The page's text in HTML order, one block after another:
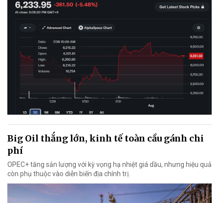
Big Oil thắng lớn, kinh tế toàn cầu gánh chi
phí
OPEC+ tăng sản lượng với kỳ vọng hạ nhiệt giá dầu, nhưng hiệu quả
còn phụ thuộc vào diễn biến địa chính trị.